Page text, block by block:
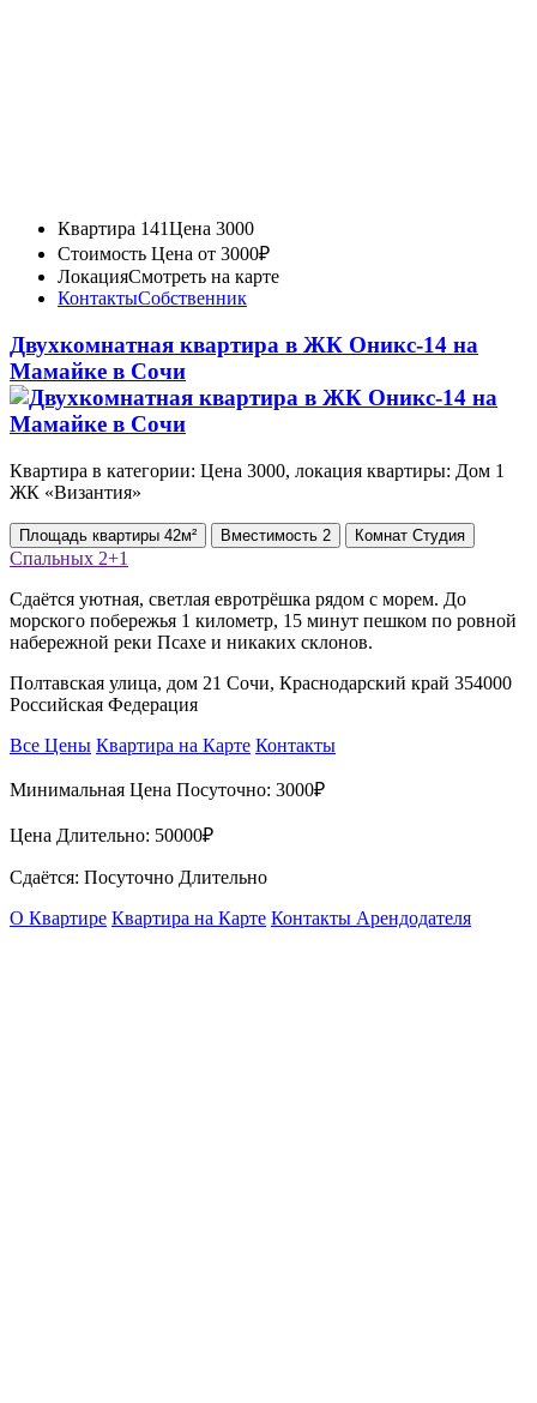
Квартира 141Цена 3000
Стоимость Цена от 3000₽
ЛокацияСмотреть на карте
КонтактыСобственник
Двухкомнатная квартира в ЖК Оникс-14 на
Мамайке в Сочи
Квартира в категории: Цена 3000, локация квартиры: Дом 1
ЖК «Византия»
Площадь квартиры 42м² Вместимость 2 Комнат Студия
Спальных 2+1
Сдаётся уютная, светлая евротрёшка рядом с морем. До
морского побережья 1 километр, 15 минут пешком по ровной
набережной реки Псахе и никаких склонов.
Полтавская улица, дом 21 Сочи, Краснодарский край 354000
Российская Федерация
Все Цены Квартира на Карте Контакты
Минимальная Цена Посуточно: 3000₽
Цена Длительно: 50000₽
Сдаётся: Посуточно Длительно
О Квартире Квартира на Карте Контакты Арендодателя